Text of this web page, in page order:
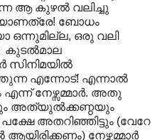
ആ കുഴൽ വലിച്ചു
ബോധം
ഒരു വലി
കുടൽമാല
സിനിമയിൽ
എന്നോട്! എന്നാൽ
നേഴ്സമ്മാർ. അതു
അത്യുൽക്കണ്ഠയും
അതറിഞ്ഞിട്ടും (വേറേ
നേഴ്സമ്മാർ